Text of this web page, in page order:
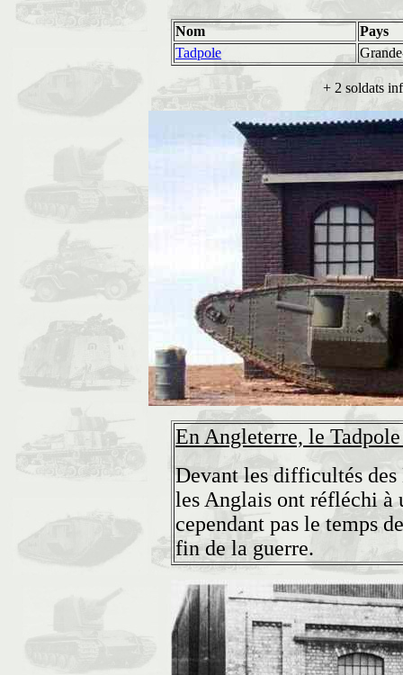
Nom
Pays
Tadpole
+ 2 soldats
En Angleterre, le
Devant les difficultés
les Anglais ont réfléchi à
cependant pas le temps
fin de la guerre.